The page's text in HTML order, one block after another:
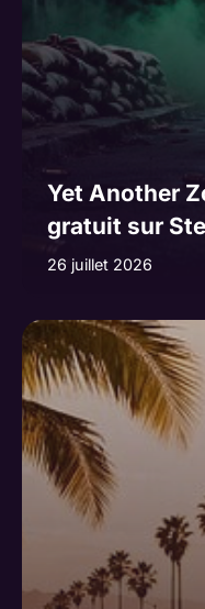
Yet Another
gratuit sur
26 juillet 2026